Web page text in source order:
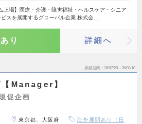
上場】医療・介護・障害福祉・ヘルスケア・シニア
スを展開するグローバル企業 株式会…
り 詳細へ
掲載期間 26/07/28～26/08/10
【Manager】
促企画
東京都、大阪府
海外展開あり（日